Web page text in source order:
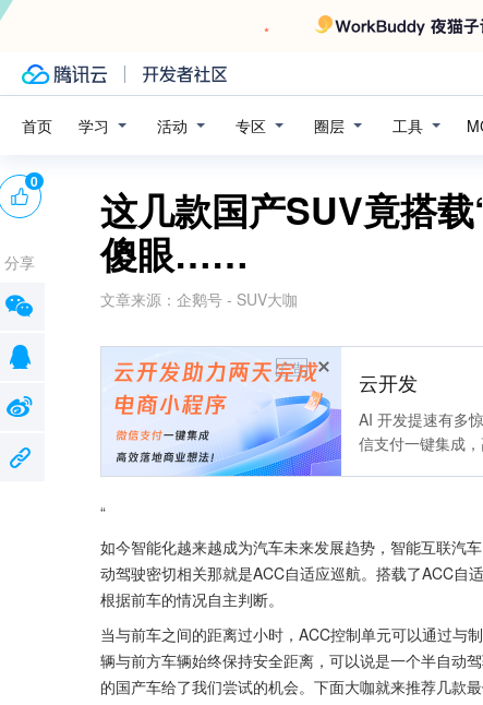
首页 学习 活动 专区 圈层 工具
这几款国产SUV竟搭
傻眼……
文章来源： 企鹅号 - SUV大咖
广告
云开发
AI 开发提速有多
信支付一键集成
“
如今智能化越来越成为汽车未来发展趋势，智能互联汽
动驾驶密切相关那就是ACC自适应巡航。搭载了ACC自
根据前车的情况自主判断。
当与前车之间的距离过小时，ACC控制单元可以通过与
辆与前方车辆始终保持安全距离，可以说是一个半自动
的国产车给了我们尝试的机会。下面大咖就来推荐几款最
0
分享